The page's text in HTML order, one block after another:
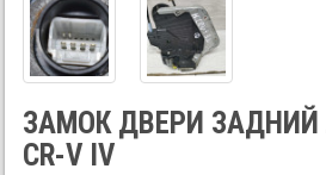
ЗАМОК ДВЕРИ ЗАДНИЙ
CR-V IV